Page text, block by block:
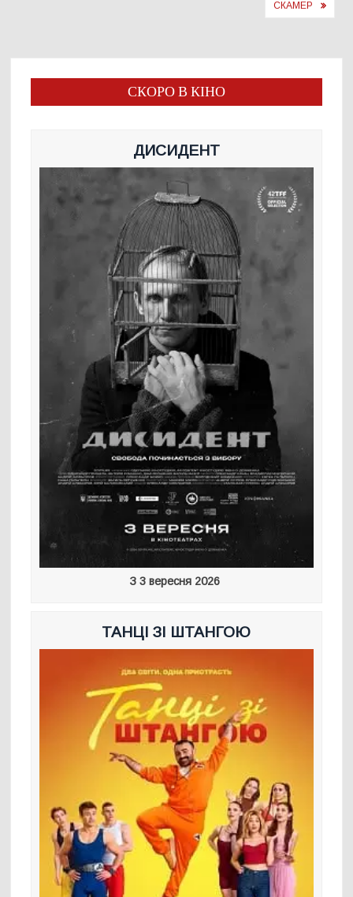
СКАМЕР
СКОРО В КІНО
ДИСИДЕНТ
З 3 вересня 2026
ТАНЦІ ЗІ ШТАНГОЮ